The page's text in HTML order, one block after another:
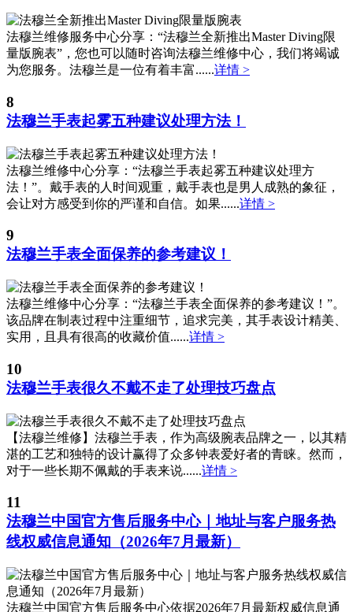
浙江省宁波市江北区大闸南路500号来福士广场办公楼20层2009室法穆兰售后服务中心（需提前预约）
浙江省衢州市柯城区上街法穆兰售后服务中心（需提前预约）
浙江省绍兴市越城区胜利东路379号世茂天际中心写字楼8层805室法穆兰售后服务中心（需提前预约）
澳门特别行政区风顺堂区南湾大马路法穆兰售后服务中心（需提前预约）
澳门特别行政区花王堂区大三巴商圈法穆兰售后服务中心（需提前预约）
澳门特别行政区嘉模堂区官也街法穆兰售后服务中心（需提前预约）
澳门省路氹城市金光大道法穆兰售后服务中心（需提前预约）
广东省潮州市潮安区新风路与潮汕路交汇处法穆兰售后服务中心（需提前预约）
广东省广州市天河区天河路230号万菱汇国际中心A塔7层704室法穆兰售后服务中心（需提前预约）
广东省惠州市惠城区江北文昌一路7号华贸大厦1座30层3005室法穆兰售后服务中心（需提前预约）
广东省江门市蓬江区广场西路法穆兰售后服务中心（需提前预约）
广东省揭阳市榕城进贤门步行街法穆兰售后服务中心（需提前预约）
广东省茂名市电白区水东街道迎宾大道法穆兰售后服务中心（需提前预约）
广东省梅州市梅江区金燕大道法穆兰售后服务中心（需提前预约）
广东省汕头市龙湖区长平路法穆兰售后服务中心（需提前预约）
广东省韶关市武江区芙蓉新区与老城中心交汇处法穆兰售后服务中心（需提前预约）
法穆兰维修服务中心分享：“法穆兰全新推出Master Diving限
量版腕表”，您也可以随时咨询法穆兰维修中心，我们将竭诚
为您服务。法穆兰是一位有着丰富......详情 >
8
法穆兰手表起雾五种建议处理方法！
法穆兰维修中心分享：“法穆兰手表起雾五种建议处理方
法！”。戴手表的人时间观重，戴手表也是男人成熟的象征，
会让对方感受到你的严谨和自信。如果......详情 >
9
法穆兰手表全面保养的参考建议！
法穆兰维修中心分享：“法穆兰手表全面保养的参考建议！”。
该品牌在制表过程中注重细节，追求完美，其手表设计精美、
实用，且具有很高的收藏价值......详情 >
10
法穆兰手表很久不戴不走了处理技巧盘点
【法穆兰维修】法穆兰手表，作为高级腕表品牌之一，以其精
湛的工艺和独特的设计赢得了众多钟表爱好者的青睐。然而，
对于一些长期不佩戴的手表来说......详情 >
11
法穆兰中国官方售后服务中心｜地址与客户服务热
线权威信息通知（2026年7月最新）
法穆兰中国官方售后服务中心依据2026年7月最新权威信息通